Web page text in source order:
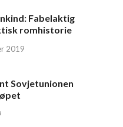
Fabelaktig
romhistorie
2019
Sovjetunionen